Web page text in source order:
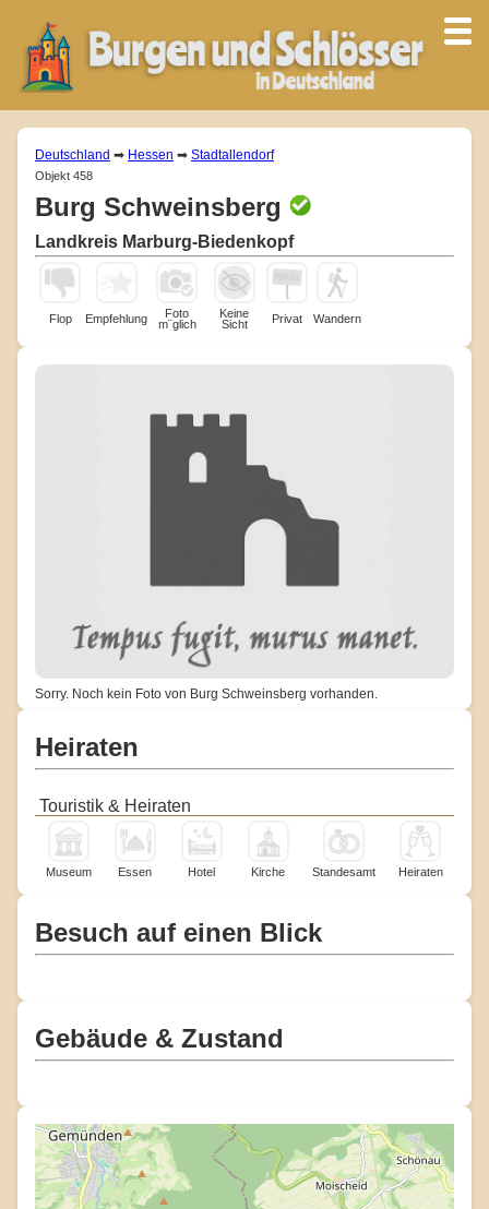
Deutschland ➡ Hessen ➡ Stadtallendorf
Objekt 458
Burg Schweinsberg
Landkreis Marburg-Biedenkopf
Flop Empfehlung
Foto
m¨glich
Keine
Sicht
Privat Wandern
Sorry. Noch kein Foto von Burg Schweinsberg vorhanden.
Heiraten
Touristik & Heiraten
Museum Essen Hotel Kirche Standesamt Heiraten
Besuch auf einen Blick
Gebäude & Zustand